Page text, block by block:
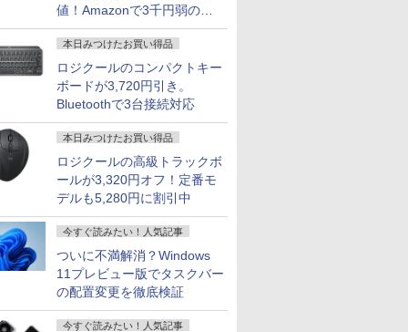
値！Amazonで3千円弱の割
引
本日みつけたお買い得品
ロジクールのコンパクトキー
ボードが3,720円引き。
Bluetoothで3台接続対応
本日みつけたお買い得品
ロジクールの高級トラックボ
ールが3,320円オフ！定番モ
デルも5,280円に割引中
今すぐ読みたい！人気記事
ついに不満解消？Windows
11プレビュー版でタスクバー
の配置変更を徹底検証
今すぐ読みたい！人気記事